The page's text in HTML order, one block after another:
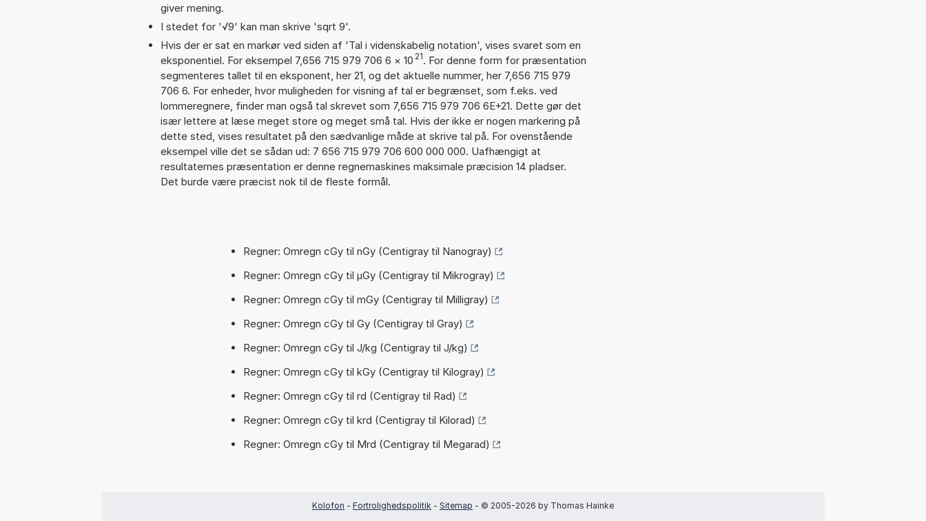
giver mening.
I stedet for '√9' kan man skrive 'sqrt 9'.
Hvis der er sat en markør ved siden af 'Tal i videnskabelig notation', vises svaret som en
eksponentiel. For eksempel 7,656 715 979 706 6 × 10 21. For denne form for præsentation
segmenteres tallet til en eksponent, her 21, og det aktuelle nummer, her 7,656 715 979
706 6. For enheder, hvor muligheden for visning af tal er begrænset, som f.eks. ved
lommeregnere, finder man også tal skrevet som 7,656 715 979 706 6E+21. Dette gør det
især lettere at læse meget store og meget små tal. Hvis der ikke er nogen markering på
dette sted, vises resultatet på den sædvanlige måde at skrive tal på. For ovenstående
eksempel ville det se sådan ud: 7 656 715 979 706 600 000 000. Uafhængigt at
resultaternes præsentation er denne regnemaskines maksimale præcision 14 pladser.
Det burde være præcist nok til de fleste formål.
Regner: Omregn cGy til nGy (Centigray til Nanogray)
Regner: Omregn cGy til µGy (Centigray til Mikrogray)
Regner: Omregn cGy til mGy (Centigray til Milligray)
Regner: Omregn cGy til Gy (Centigray til Gray)
Regner: Omregn cGy til J/kg (Centigray til J/kg)
Regner: Omregn cGy til kGy (Centigray til Kilogray)
Regner: Omregn cGy til rd (Centigray til Rad)
Regner: Omregn cGy til krd (Centigray til Kilorad)
Regner: Omregn cGy til Mrd (Centigray til Megarad)
Kolofon - Fortrolighedspolitik - Sitemap - © 2005-2026 by Thomas Hainke